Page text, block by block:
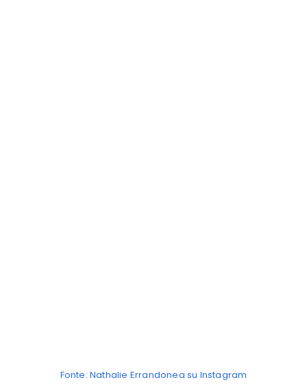
Fonte: Nathalie Errandonea su Instagram